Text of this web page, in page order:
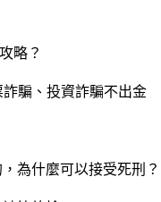
略？
騙、投資詐騙不出金
為什麼可以接受死刑？